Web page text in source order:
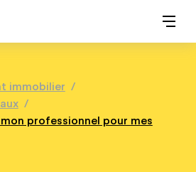
immobilier /
/
professionnel pour mes